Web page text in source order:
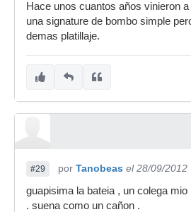
Hace unos cuantos años vinieron
una signature de bombo simple
demas platillaje.
#29 por Tanobeas el 28/09/2012
guapisima la bateia , un colega
. suena como un cañon .